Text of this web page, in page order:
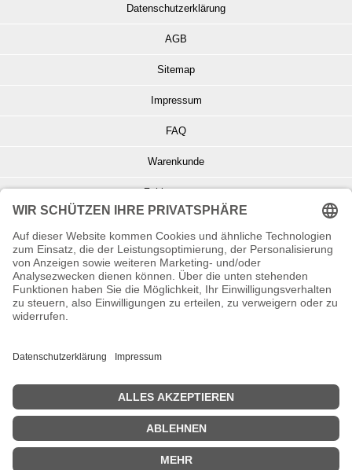
Datenschutzerklärung
AGB
Sitemap
Impressum
FAQ
Warenkunde
Zahlungsarten
Info zu Elektro- u. Elektronikgeräten
Batterieentsorgung
Informationen zur Echtheit von Kundenbewertungen
© Copyright 2026 Wohnambiente-Shop